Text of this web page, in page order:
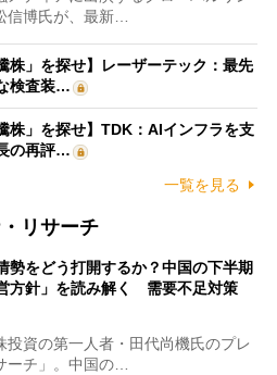
信博氏が、最新…
株」を探せ】レーザーテック：最先
検査装…
株」を探せ】TDK：AIインフラを支
の再評…
一覧を見る
リサーチ
勢をどう打開するか？中国の下半期
方針」を読み解く 需要不足対策
資の第一人者・田代尚機氏のプレ
ーチ」。中国の…